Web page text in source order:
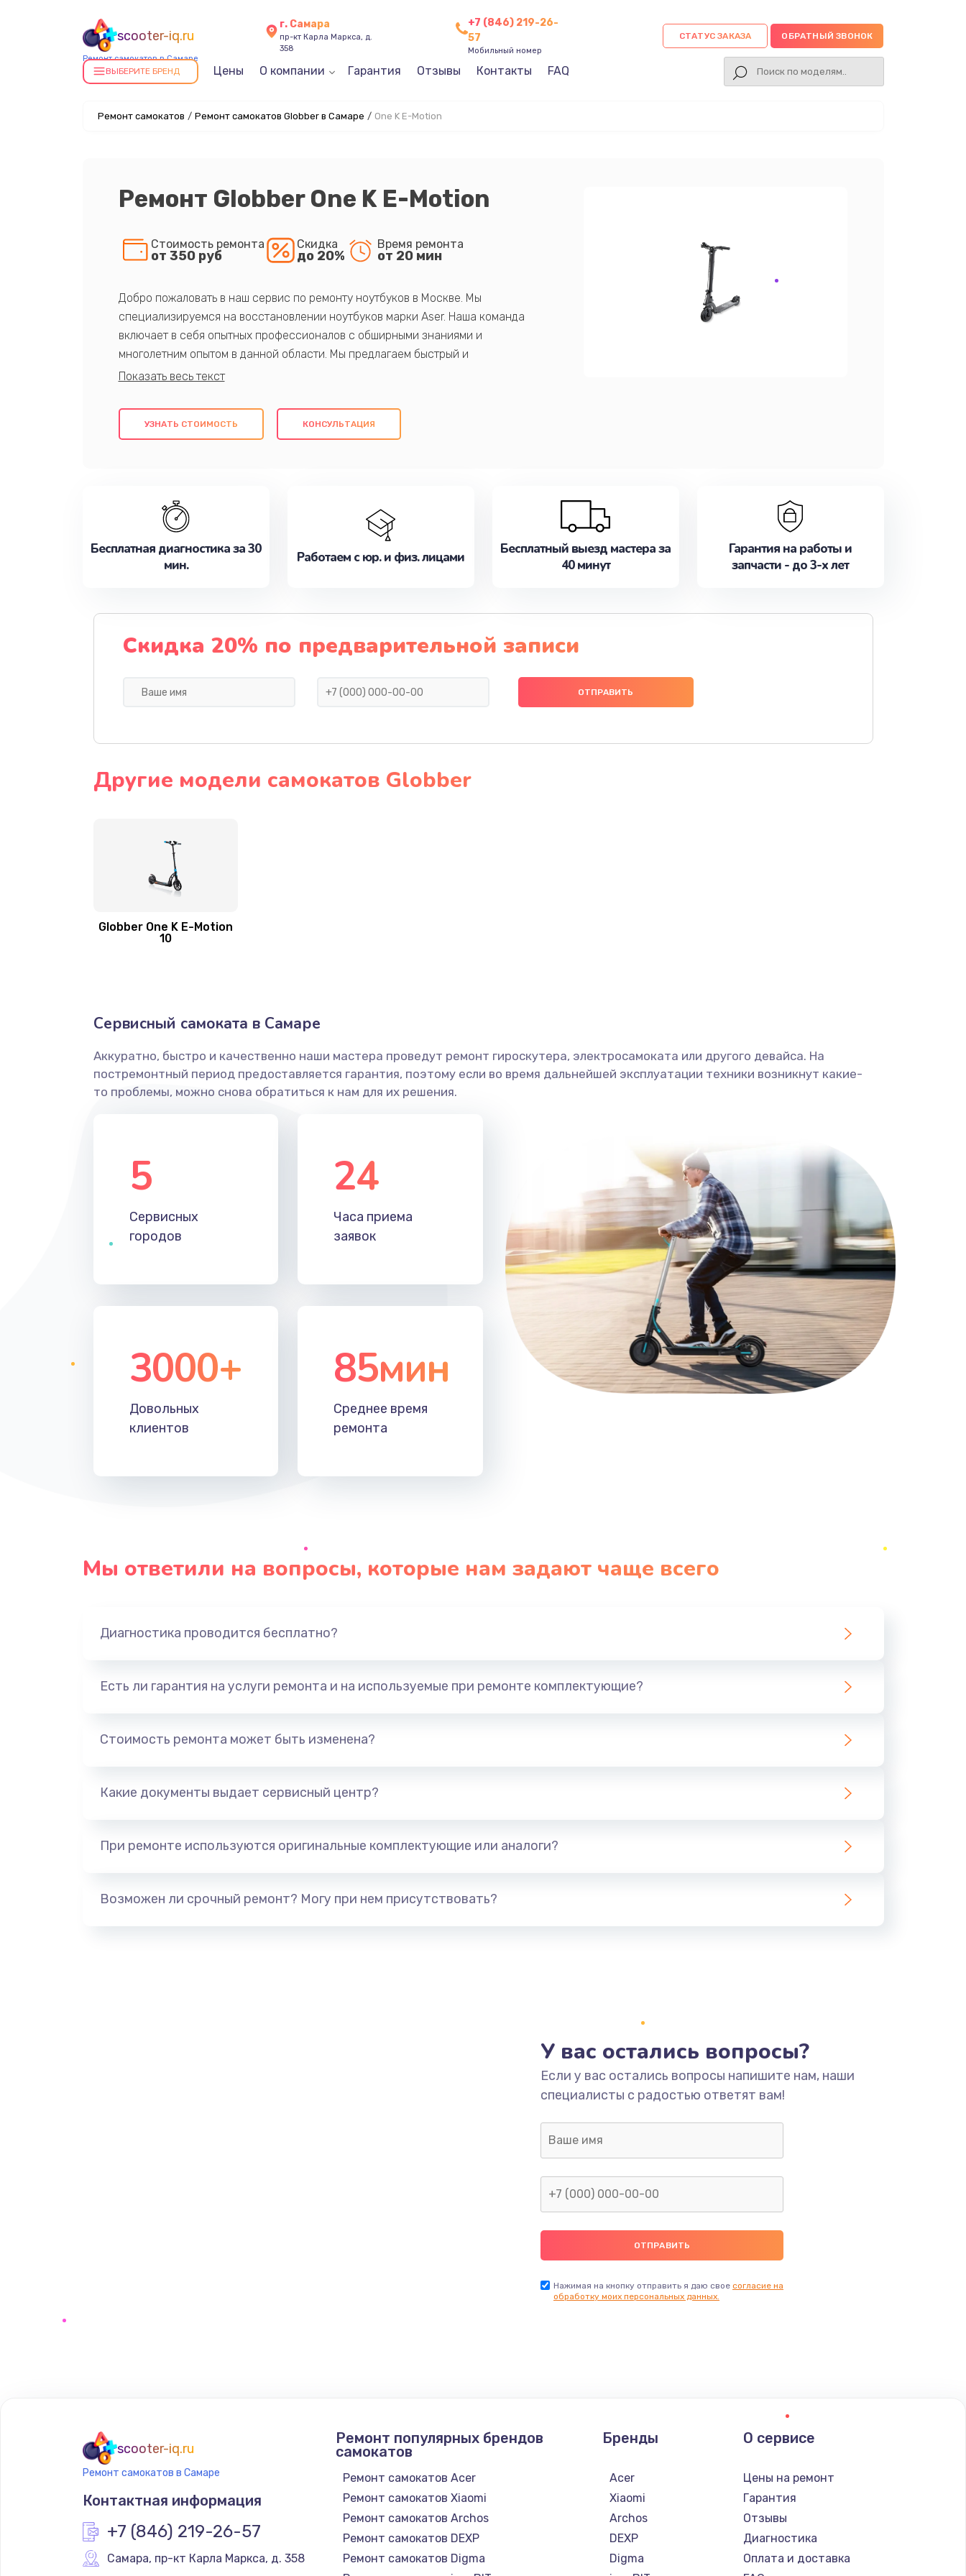
scooter-iq.ru
Ремонт самокатов в Самаре
г. Самара
пр-кт Карла Маркса, д.
358
+7 (846) 219-26-
57
Мобильный номер
СТАТУС ЗАКАЗА ОБРАТНЫЙ ЗВОНОК
ВЫБЕРИТЕ БРЕНД Цены О компании Гарантия Отзывы Контакты FAQ
Ремонт самокатов / Ремонт самокатов Globber в Самаре / One K E-Motion
Ремонт Globber One K E-Motion
Стоимость ремонта
от 350 руб
Скидка
до 20%
Время ремонта
от 20 мин
Добро пожаловать в наш сервис по ремонту ноутбуков в Москве. Мы
специализируемся на восстановлении ноутбуков марки Aser. Наша команда
включает в себя опытных профессионалов с обширными знаниями и
многолетним опытом в данной области. Мы предлагаем быстрый и
качественный ремонт с использованием оригинальных компонентов, а также
клиентам надежное и профессиональное обслуживание, удовлетворяя их
потребности наилучшим образом. Не медлите записаться на ремонт уже
УЗНАТЬ СТОИМОСТЬ КОНСУЛЬТАЦИЯ
Бесплатная диагностика за 30
мин.
Работаем с юр. и физ. лицами
Бесплатный выезд мастера за
40 минут
Гарантия на работы и
запчасти - до 3-х лет
Скидка 20% по предварительной записи
Другие модели самокатов Globber
Globber One K E-Motion
10
Сервисный самоката в Самаре
Аккуратно, быстро и качественно наши мастера проведут ремонт гироскутера, электросамоката или другого девайса. На
постремонтный период предоставляется гарантия, поэтому если во время дальнейшей эксплуатации техники возникнут какие-
то проблемы, можно снова обратиться к нам для их решения.
5
Сервисных
городов
24
Часа приема
заявок
3000+
Довольных
клиентов
85мин
Среднее время
ремонта
Мы ответили на вопросы, которые нам задают чаще всего
Диагностика проводится бесплатно?
Есть ли гарантия на услуги ремонта и на используемые при ремонте комплектующие?
Стоимость ремонта может быть изменена?
Какие документы выдает сервисный центр?
При ремонте используются оригинальные комплектующие или аналоги?
Возможен ли срочный ремонт? Могу при нем присутствовать?
У вас остались вопросы?
Если у вас остались вопросы напишите нам, наши
специалисты с радостью ответят вам!
Нажимая на кнопку отправить я даю свое согласие на
обработку моих персональных данных.
scooter-iq.ru
Ремонт самокатов в Самаре
Контактная информация
+7 (846) 219-26-57
Самара, пр-кт Карла Маркса, д. 358
Ремонт популярных брендов
самокатов
Ремонт самокатов Acer
Ремонт самокатов Xiaomi
Ремонт самокатов Archos
Ремонт самокатов DEXP
Ремонт самокатов Digma
Бренды
Acer
Xiaomi
Archos
DEXP
Digma
О сервисе
Цены на ремонт
Гарантия
Отзывы
Диагностика
Оплата и доставка